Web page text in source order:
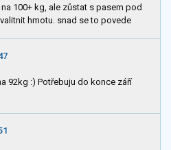
100+ kg, ale zůstat s pasem pod
hmotu. snad se to povede
92kg :) Potřebuju do konce září